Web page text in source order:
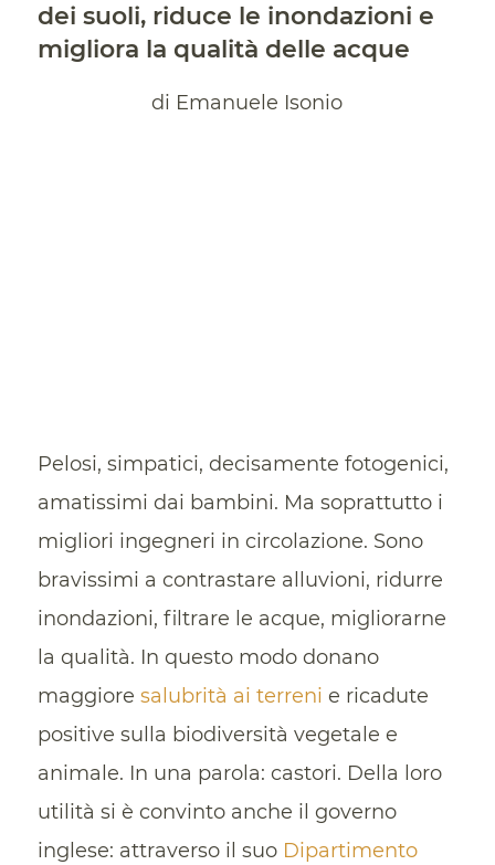
dei suoli, riduce le inondazioni e
migliora la qualità delle acque
di Emanuele Isonio
Pelosi, simpatici, decisamente fotogenici,
amatissimi dai bambini. Ma soprattutto i
migliori ingegneri in circolazione. Sono
bravissimi a contrastare alluvioni, ridurre
inondazioni, filtrare le acque, migliorarne
la qualità. In questo modo donano
maggiore salubrità ai terreni e ricadute
positive sulla biodiversità vegetale e
animale. In una parola: castori. Della loro
utilità si è convinto anche il governo
inglese: attraverso il suo Dipartimento